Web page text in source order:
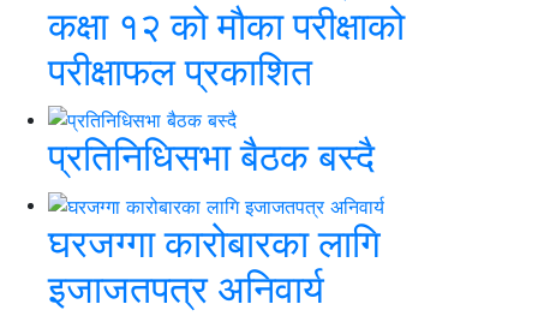
कक्षा १२ को मौका परीक्षाको
परीक्षाफल प्रकाशित
प्रतिनिधिसभा बैठक बस्दै
घरजग्गा कारोबारका लागि
इजाजतपत्र अनिवार्य